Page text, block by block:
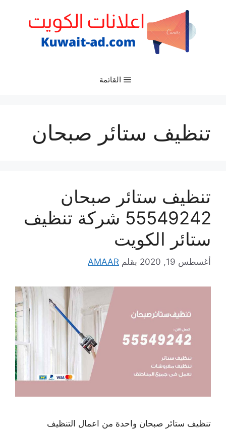
القائمة
تنظيف ستائر صبحان
تنظيف ستائر صبحان
55549242 شركة تنظيف
ستائر الكويت
أغسطس 19, 2020 بقلم AMAAR
تنظيف ستائر صبحان واحدة من اعمال التنظيف